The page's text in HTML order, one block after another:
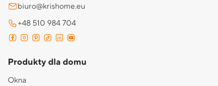
biuro@krishome.eu
+48 510 984 704
Produkty dla domu
Okna